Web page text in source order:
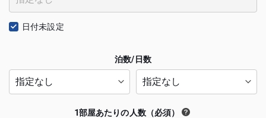
日付未設定
泊数/日数
1部屋あたりの人数（必須）